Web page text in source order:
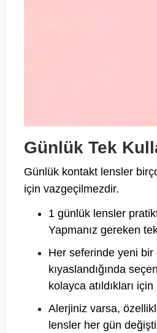
Günlük Tek
Günlük kontakt lensler
için vazgeçilmezdir.
1 günlük lensler
Yapmanız gereken
Her seferinde yeni bir
kıyaslandığında
kolayca atıldıkları
Alerjiniz varsa,
lensler her gün